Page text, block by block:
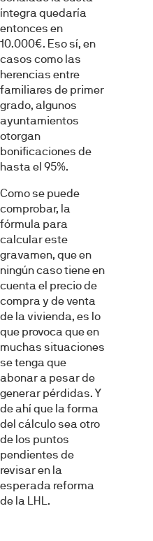
íntegra quedaría
entonces en
10.000€. Eso sí, en
casos como las
herencias entre
familiares de primer
grado, algunos
ayuntamientos
otorgan
bonificaciones de
hasta el 95%.
Como se puede
comprobar, la
fórmula para
calcular este
gravamen, que en
ningún caso tiene en
cuenta el precio de
compra y de venta
de la vivienda, es lo
que provoca que en
muchas situaciones
se tenga que
abonar a pesar de
generar pérdidas. Y
de ahí que la forma
del cálculo sea otro
de los puntos
pendientes de
revisar en la
esperada reforma
de la LHL.